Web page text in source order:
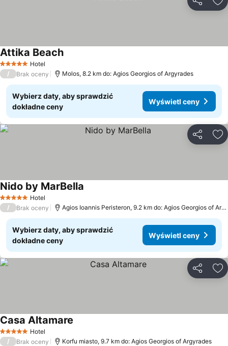
5 KategoriaHotel
Attika BeachWyświetl ceny
/ Brak oceny Molos, 8.2 km do: Agios Georgios of Argyrades
Wybierz daty, aby sprawdzić
dokładne ceny
Wyświetl ceny
5 KategoriaHotel
Nido by MarBella
/ Brak oceny Agios Ioannis Peristeron, 9.2 km do: Agios Georgios of
Wybierz daty, aby sprawdzić
dokładne ceny
Wyświetl ceny
5 KategoriaHotel
Casa Altamare
/ Brak oceny Korfu miasto, 9.7 km do: Agios Georgios of Argyrades